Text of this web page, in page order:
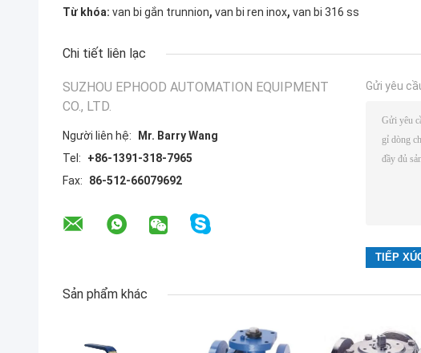
Từ khóa: van bi gắn trunnion, van bi ren inox, van bi 316 ss
Chi tiết liên lạc
SUZHOU EPHOOD AUTOMATION EQUIPMENT
CO., LTD.
Người liên hệ:
Mr. Barry Wang
Tel:
+86-1391-318-7965
Fax:
86-512-66079692
Gửi yêu
Sản phẩm khác